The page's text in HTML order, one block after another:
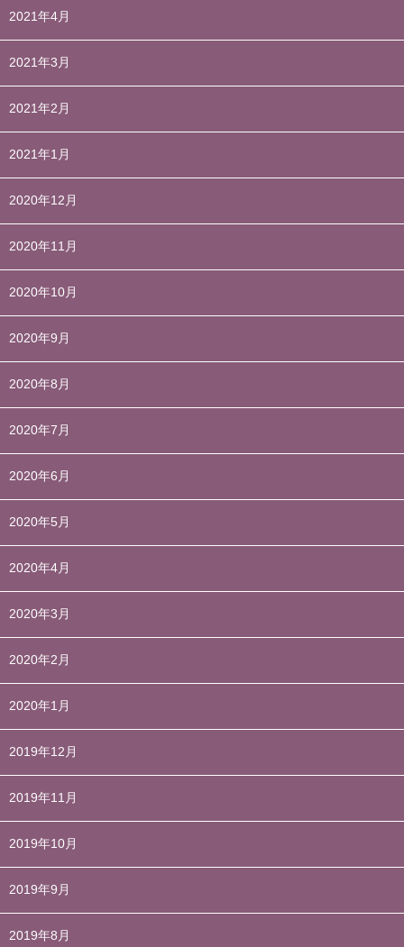
2021年4月
2021年3月
2021年2月
2021年1月
2020年12月
2020年11月
2020年10月
2020年9月
2020年8月
2020年7月
2020年6月
2020年5月
2020年4月
2020年3月
2020年2月
2020年1月
2019年12月
2019年11月
2019年10月
2019年9月
2019年8月